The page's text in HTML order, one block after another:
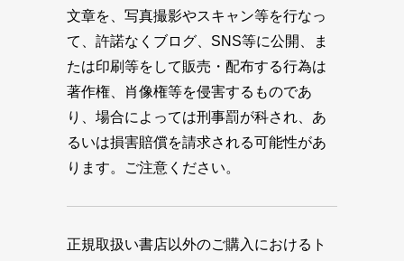
文章を、写真撮影やスキャン等を行なっ
て、許諾なくブログ、SNS等に公開、ま
たは印刷等をして販売・配布する行為は
著作権、肖像権等を侵害するものであ
り、場合によっては刑事罰が科され、あ
るいは損害賠償を請求される可能性があ
ります。ご注意ください。
正規取扱い書店以外のご購入におけるト